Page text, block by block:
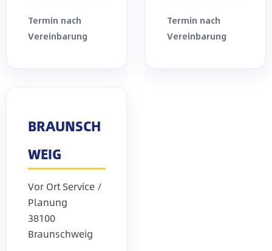
Termin nach
Vereinbarung
Termin nach
Vereinbarung
BRAUNSCH
WEIG
Vor Ort Service /
Planung
38100
Braunschweig